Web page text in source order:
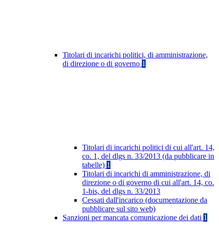
Titolari di incarichi politici, di amministrazione,
di direzione o di governo 1
Titolari di incarichi politici di cui all'art. 14,
co. 1, del dlgs n. 33/2013 (da pubblicare in
tabelle) 1
Titolari di incarichi di amministrazione, di
direzione o di governo di cui all'art. 14, co.
1-bis, del dlgs n. 33/2013
Cessati dall'incarico (documentazione da
pubblicare sul sito web)
Sanzioni per mancata comunicazione dei dati 1